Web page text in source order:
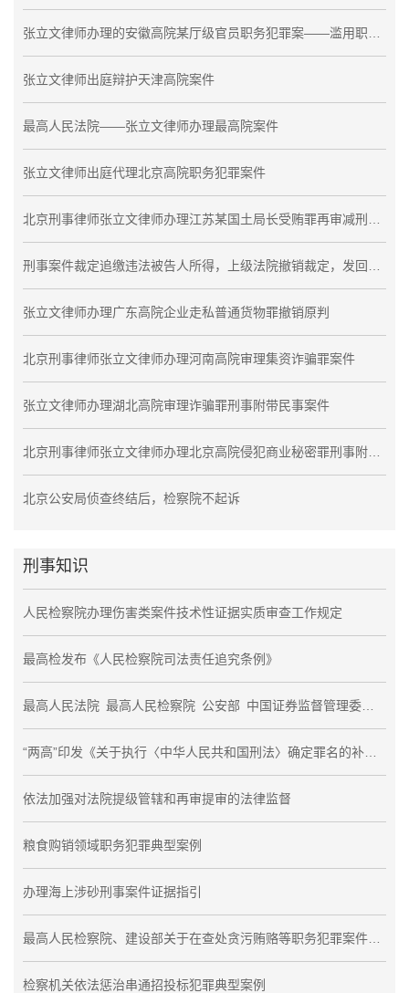
张立文律师出庭辩护天津高院案件
最高人民法院——张立文律师办理最高院案件
张立文律师出庭代理北京高院职务犯罪案件
张立文律师办理广东高院企业走私普通货物罪撤销原判
北京刑事律师张立文律师办理河南高院审理集资诈骗罪案件
张立文律师办理湖北高院审理诈骗罪刑事附带民事案件
北京公安局侦查终结后，检察院不起诉
刑事知识
人民检察院办理伤害类案件技术性证据实质审查工作规定
最高检发布《人民检察院司法责任追究条例》
依法加强对法院提级管辖和再审提审的法律监督
粮食购销领域职务犯罪典型案例
办理海上涉砂刑事案件证据指引
检察机关依法惩治串通招投标犯罪典型案例